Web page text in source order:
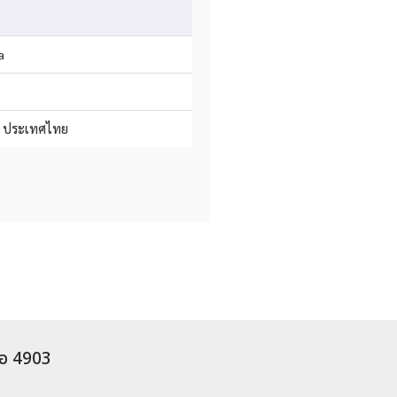
ระเทศไทย
4903